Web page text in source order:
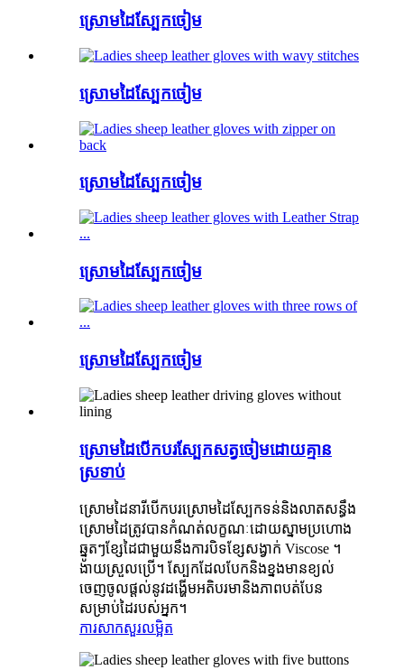
ស្រោមដៃស្បែកចៀម
ស្រោមដៃស្បែកចៀម
ស្រោមដៃស្បែកចៀម
ស្រោមដៃស្បែកចៀម
ស្រោមដៃស្បែកចៀម
ស្រោមដៃបើកបរស្បែកសត្វចៀមដោយគ្មាន
ស្រទាប់
ស្រោមដៃនារីបើកបរស្រោមដៃស្បែកទន់និងលាតសន្ធឹង
ស្រោមដៃត្រូវបានកំណត់លក្ខណៈដោយស្នាមប្រហោង
ឆ្នូតៗខ្សែដៃជាមួយនឹងការបិទខ្សែសង្វាក់ Viscose ។
ងាយស្រួលប្រើ។ ស្បែកដែលបែកនិងខ្នងមានខ្យល់
ចេញចូលផ្តល់នូវដង្ហើមអតិបរមានិងភាពបត់បែន
សម្រាប់ដៃរបស់អ្នក។
ការសាកសួរលម្អិត